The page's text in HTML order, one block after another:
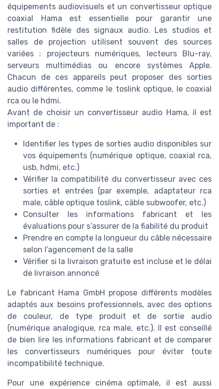
équipements audiovisuels et un convertisseur optique
coaxial Hama est essentielle pour garantir une
restitution fidèle des signaux audio. Les studios et
salles de projection utilisent souvent des sources
variées : projecteurs numériques, lecteurs Blu-ray,
serveurs multimédias ou encore systèmes Apple.
Chacun de ces appareils peut proposer des sorties
audio différentes, comme le toslink optique, le coaxial
rca ou le hdmi.
Avant de choisir un convertisseur audio Hama, il est
important de :
Identifier les types de sorties audio disponibles sur
vos équipements (numérique optique, coaxial rca,
usb, hdmi, etc.)
Vérifier la compatibilité du convertisseur avec ces
sorties et entrées (par exemple, adaptateur rca
male, câble optique toslink, câble subwoofer, etc.)
Consulter les informations fabricant et les
évaluations pour s’assurer de la fiabilité du produit
Prendre en compte la longueur du câble nécessaire
selon l’agencement de la salle
Vérifier si la livraison gratuite est incluse et le délai
de livraison annoncé
Le fabricant Hama GmbH propose différents modèles
adaptés aux besoins professionnels, avec des options
de couleur, de type produit et de sortie audio
(numérique analogique, rca male, etc.). Il est conseillé
de bien lire les informations fabricant et de comparer
les convertisseurs numériques pour éviter toute
incompatibilité technique.
Pour une expérience cinéma optimale, il est aussi